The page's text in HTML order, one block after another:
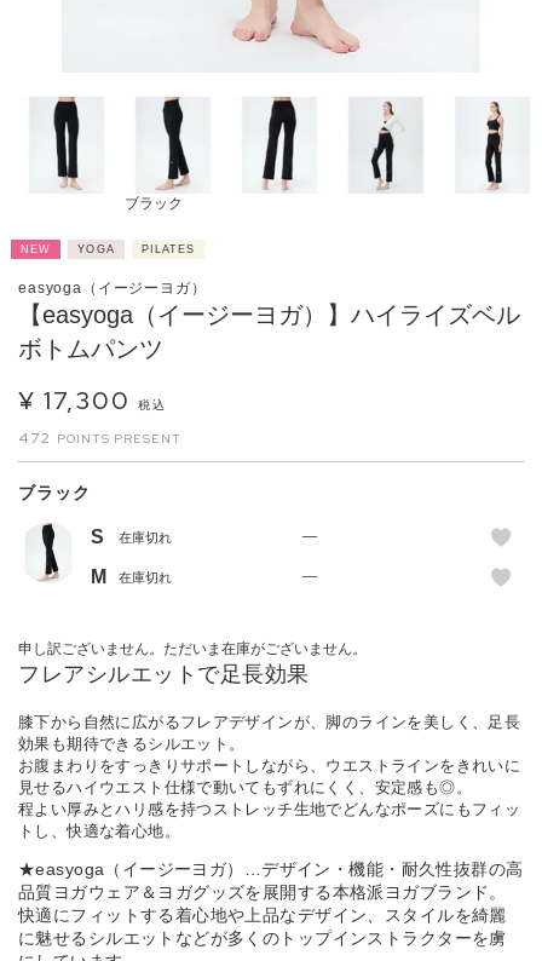
ブラック
NEW YOGA PILATES
easyoga（イージーヨガ）
【easyoga（イージーヨガ）】ハイライズベル
ボトムパンツ
¥ 17,300 税込
472
ブラック
S 在庫切れ —
M 在庫切れ —
申し訳ございません。ただいま在庫がございません。
フレアシルエットで足長効果
膝下から自然に広がるフレアデザインが、脚のラインを美しく、足長
効果も期待できるシルエット。
お腹まわりをすっきりサポートしながら、ウエストラインをきれいに
見せるハイウエスト仕様で動いてもずれにくく、安定感も◎。
程よい厚みとハリ感を持つストレッチ生地でどんなポーズにもフィッ
トし、快適な着心地。
★easyoga（イージーヨガ）…デザイン・機能・耐久性抜群の高
品質ヨガウェア＆ヨガグッズを展開する本格派ヨガブランド。
快適にフィットする着心地や上品なデザイン、スタイルを綺麗
に魅せるシルエットなどが多くのトップインストラクターを虜